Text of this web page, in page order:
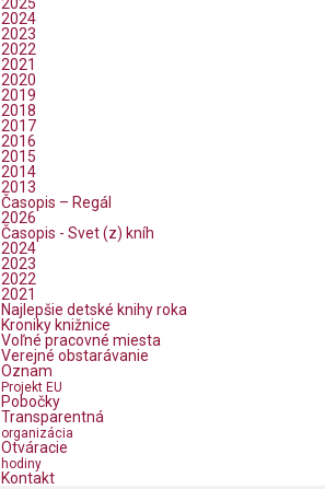
2025
2024
2023
2022
2021
2020
2019
2018
2017
2016
2015
2014
2013
Časopis – Regál
2026
Časopis - Svet (z) kníh
2024
2023
2022
2021
Najlepšie detské knihy roka
Kroniky knižnice
Voľné pracovné miesta
Verejné obstarávanie
Oznam
Projekt EU
Pobočky
Transparentná
organizácia
Otváracie
hodiny
Kontakt